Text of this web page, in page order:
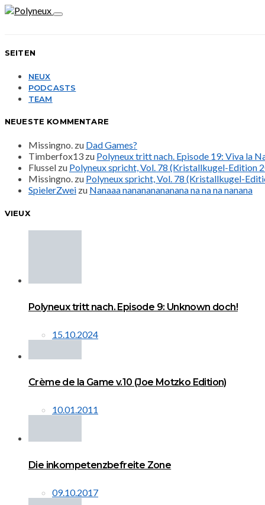
SEITEN
NEUX
PODCASTS
TEAM
NEUESTE KOMMENTARE
Missingno. zu Dad Games?
Timberfox13 zu Polyneux tritt nach. Episode 19: Viva la
Flussel zu Polyneux spricht, Vol. 78 (Kristallkugel-Edition
Missingno. zu Polyneux spricht, Vol. 78 (Kristallkugel-
SpielerZwei zu Nanaaa nanananananana na na na nanana
VIEUX
Polyneux tritt nach. Episode 9: Unknown doch!
15.10.2024
Crème de la Game v.10 (Joe Motzko Edition)
10.01.2011
Die inkompetenzbefreite Zone
09.10.2017